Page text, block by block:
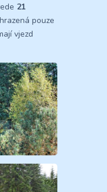
21
pouze
vjezd